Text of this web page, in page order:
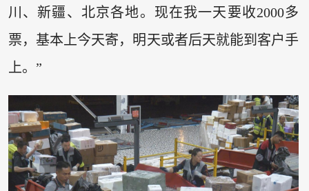
川、新疆、北京各地。现在我一天要收2000多
票，基本上今天寄，明天或者后天就能到客户手
上。”